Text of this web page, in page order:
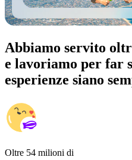
Abbiamo servito
e lavoriamo per far
esperienze siano
Oltre 54 milioni di